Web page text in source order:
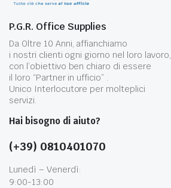
P.G.R. Office Supplies
Da Oltre 10 Anni, affianchiamo
i nostri clienti ogni giorno nel loro lavoro,
con l’obiettivo ben chiaro di essere
il loro “Partner in ufficio” .
Unico Interlocutore per molteplici
servizi.
Hai bisogno di aiuto?
(+39) 0810401070
Lunedì – Venerdì:
9:00-13:00